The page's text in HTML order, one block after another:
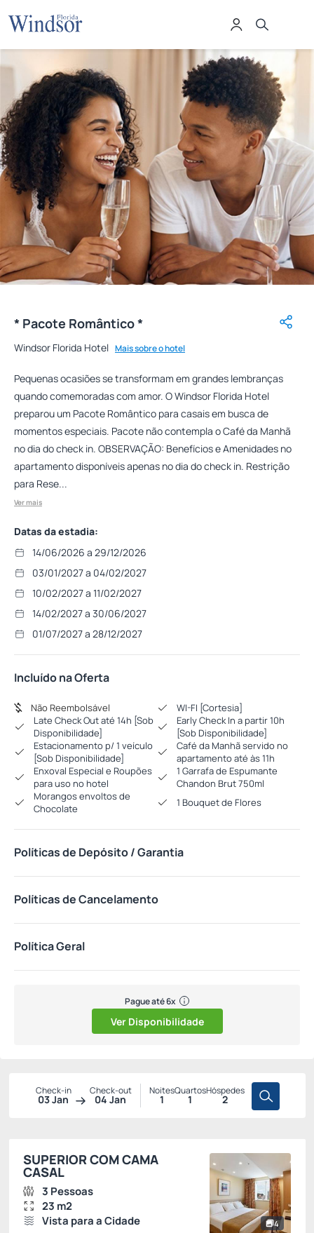
* Pacote Romântico *
Windsor Florida Hotel Mais sobre o hotel
Pequenas ocasiões se transformam em grandes lembranças
quando comemoradas com amor. O Windsor Florida Hotel
preparou um Pacote Romântico para casais em busca de
momentos especiais. Pacote não contempla o Café da Manhã
no dia do check in. OBSERVAÇÃO: Benefícios e Amenidades no
apartamento disponíveis apenas no dia do check in. Restrição
para Rese...
Ver mais
Datas da estadia:
14/06/2026 a 29/12/2026
03/01/2027 a 04/02/2027
10/02/2027 a 11/02/2027
14/02/2027 a 30/06/2027
01/07/2027 a 28/12/2027
Incluído na Oferta
Não Reembolsável
WI-FI [Cortesia]
Late Check Out até 14h [Sob
Disponibilidade]
Early Check In a partir 10h
[Sob Disponibilidade]
Estacionamento p/ 1 veículo
[Sob Disponibilidade]
Café da Manhã servido no
apartamento até às 11h
Enxoval Especial e Roupões
para uso no hotel
1 Garrafa de Espumante
Chandon Brut 750ml
Morangos envoltos de
Chocolate
1 Bouquet de Flores
Políticas de Depósito / Garantia
Políticas de Cancelamento
Política Geral
Pague até 6x
Ver Disponibilidade
Check-in
03 Jan
Check-out
04 Jan
Noites
1
Quartos
1
Hóspedes
2
4
SUPERIOR COM CAMA
CASAL
3 Pessoas
23 m2
Vista para a Cidade